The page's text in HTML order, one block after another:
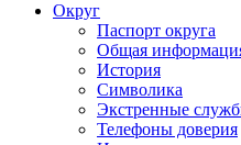
Округ
Паспорт округа
Общая
История
Символика
Экстренные
Телефоны доверия